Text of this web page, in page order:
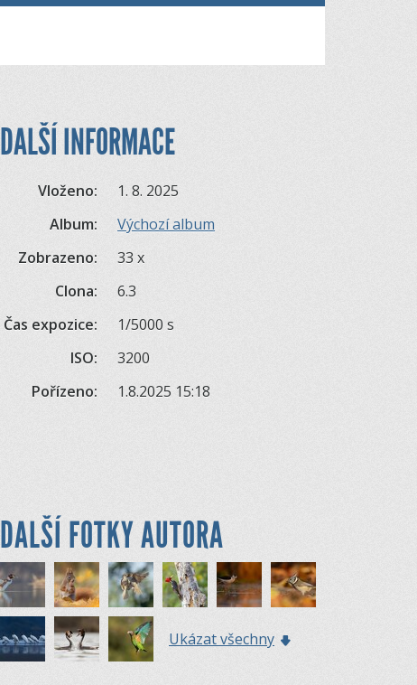
DALŠÍ INFORMACE
Vloženo:
1. 8. 2025
Album:
Výchozí album
Zobrazeno:
33 x
Clona:
6.3
Čas expozice:
1/5000 s
ISO:
3200
Pořízeno:
1.8.2025 15:18
DALŠÍ FOTKY AUTORA
Ukázat všechny